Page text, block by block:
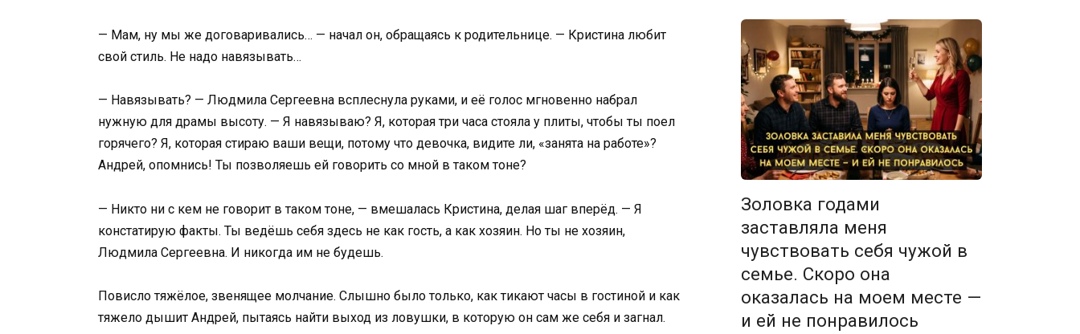
— Мам, ну мы же договаривались… — начал он, обращаясь к родительнице. — Кристина любит
свой стиль. Не надо навязывать…
— Навязывать? — Людмила Сергеевна всплеснула руками, и её голос мгновенно набрал
нужную для драмы высоту. — Я навязываю? Я, которая три часа стояла у плиты, чтобы ты поел
горячего? Я, которая стираю ваши вещи, потому что девочка, видите ли, «занята на работе»?
Андрей, опомнись! Ты позволяешь ей говорить со мной в таком тоне?
— Никто ни с кем не говорит в таком тоне, — вмешалась Кристина, делая шаг вперёд. — Я
констатирую факты. Ты ведёшь себя здесь не как гость, а как хозяин. Но ты не хозяин,
Людмила Сергеевна. И никогда им не будешь.
Повисло тяжёлое, звенящее молчание. Слышно было только, как тикают часы в гостиной и как
тяжело дышит Андрей, пытаясь найти выход из ловушки, в которую он сам же себя и загнал.
Золовка годами
заставляла меня
чувствовать себя чужой в
семье. Скоро она
оказалась на моем месте —
и ей не понравилось